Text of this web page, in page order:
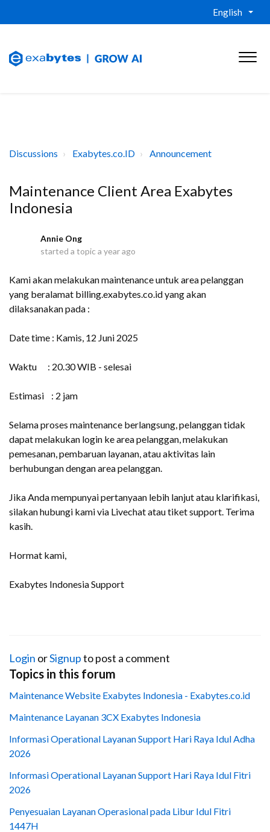
English
Discussions Exabytes.co.ID Announcement
Maintenance Client Area Exabytes
Indonesia
Annie Ong
started a topic a year ago
Kami akan melakukan maintenance untuk area pelanggan
yang beralamat billing.exabytes.co.id yang akan
dilaksanakan pada :
Date time : Kamis, 12 Juni 2025
Waktu : 20.30 WIB - selesai
Estimasi : 2 jam
Selama proses maintenance berlangsung, pelanggan tidak
dapat melakukan login ke area pelanggan, melakukan
pemesanan, pembaruan layanan, atau aktivitas lain
berhubungan dengan area pelanggan.
Jika Anda mempunyai pertanyaan lebih lanjut atau klarifikasi,
silakan hubungi kami via Livechat atau tiket support. Terima
kasih.
Hormat kami,
Exabytes Indonesia Support
Login orSignupto post a comment
Topics in this forum
Maintenance Website Exabytes Indonesia - Exabytes.co.id
Maintenance Layanan 3CX Exabytes Indonesia
Informasi Operational Layanan Support Hari Raya Idul Adha
2026
Informasi Operational Layanan Support Hari Raya Idul Fitri
2026
Penyesuaian Layanan Operasional pada Libur Idul Fitri
1447H